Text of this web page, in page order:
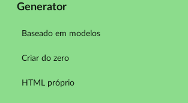
Generator
Baseado em modelos
Criar do zero
HTML próprio